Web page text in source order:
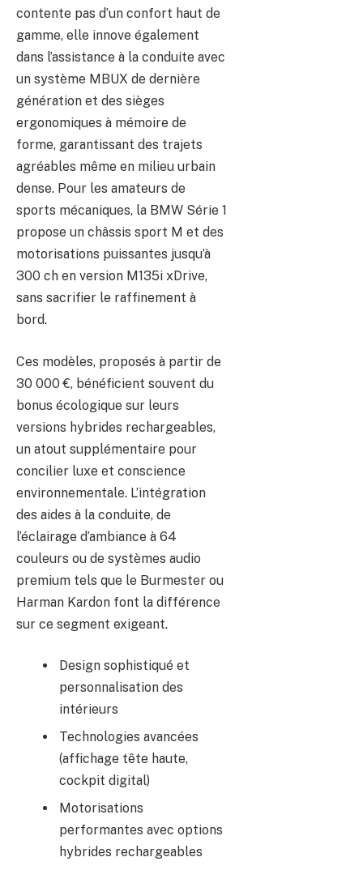
contente pas d’un confort haut de
gamme, elle innove également
dans l’assistance à la conduite avec
un système MBUX de dernière
génération et des sièges
ergonomiques à mémoire de
forme, garantissant des trajets
agréables même en milieu urbain
dense. Pour les amateurs de
sports mécaniques, la BMW Série 1
propose un châssis sport M et des
motorisations puissantes jusqu’à
300 ch en version M135i xDrive,
sans sacrifier le raffinement à
bord.
Ces modèles, proposés à partir de
30 000 €, bénéficient souvent du
bonus écologique sur leurs
versions hybrides rechargeables,
un atout supplémentaire pour
concilier luxe et conscience
environnementale. L’intégration
des aides à la conduite, de
l’éclairage d’ambiance à 64
couleurs ou de systèmes audio
premium tels que le Burmester ou
Harman Kardon font la différence
sur ce segment exigeant.
Design sophistiqué et
personnalisation des
intérieurs
Technologies avancées
(affichage tête haute,
cockpit digital)
Motorisations
performantes avec options
hybrides rechargeables